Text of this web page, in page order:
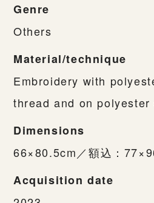
Genre
Others
Material/technique
Embroidery with
thread and on polyester
Dimensions
66×80.5cm／額込：
Acquisition date